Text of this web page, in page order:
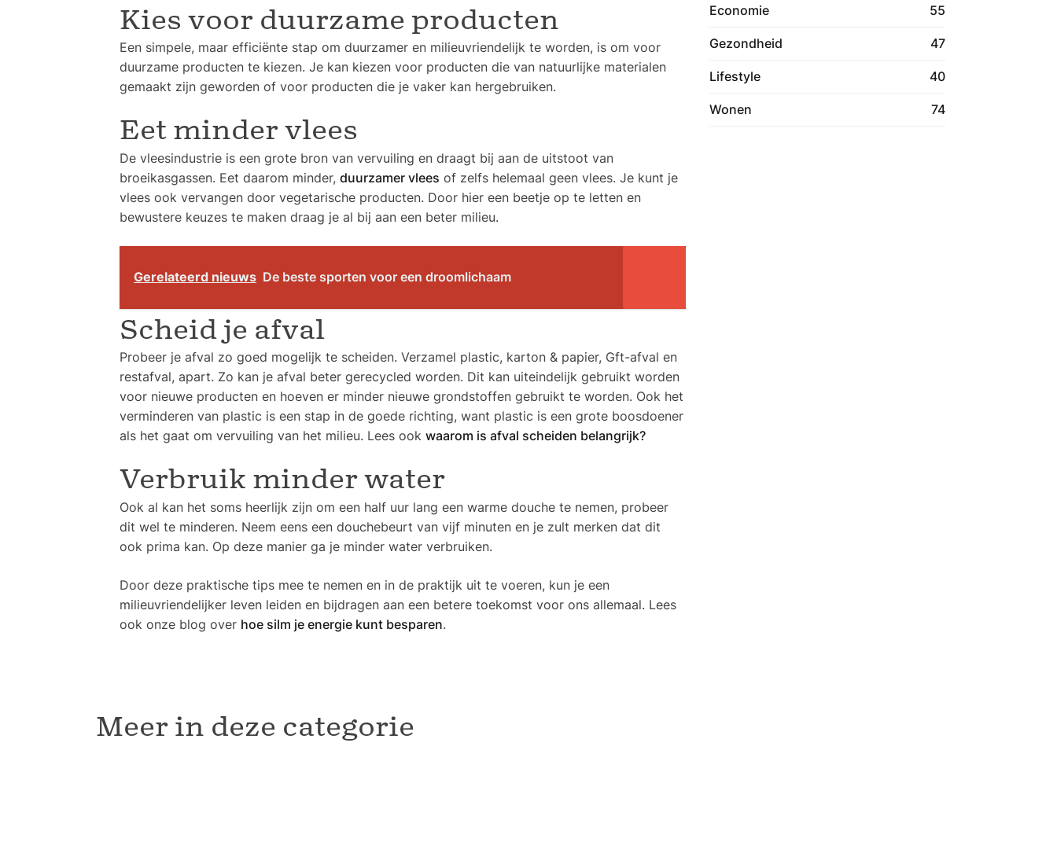
Kies voor duurzame producten
Een simpele, maar efficiënte stap om duurzamer en milieuvriendelijk te worden, is om voor
duurzame producten te kiezen. Je kan kiezen voor producten die van natuurlijke materialen
gemaakt zijn geworden of voor producten die je vaker kan hergebruiken.
Eet minder vlees
De vleesindustrie is een grote bron van vervuiling en draagt bij aan de uitstoot van
broeikasgassen. Eet daarom minder, duurzamer vlees of zelfs helemaal geen vlees. Je kunt je
vlees ook vervangen door vegetarische producten. Door hier een beetje op te letten en
bewustere keuzes te maken draag je al bij aan een beter milieu.
Gerelateerd nieuws De beste sporten voor een droomlichaam
Scheid je afval
Probeer je afval zo goed mogelijk te scheiden. Verzamel plastic, karton & papier, Gft-afval en
restafval, apart. Zo kan je afval beter gerecycled worden. Dit kan uiteindelijk gebruikt worden
voor nieuwe producten en hoeven er minder nieuwe grondstoffen gebruikt te worden. Ook het
verminderen van plastic is een stap in de goede richting, want plastic is een grote boosdoener
als het gaat om vervuiling van het milieu. Lees ook waarom is afval scheiden belangrijk?
Verbruik minder water
Ook al kan het soms heerlijk zijn om een half uur lang een warme douche te nemen, probeer
dit wel te minderen. Neem eens een douchebeurt van vijf minuten en je zult merken dat dit
ook prima kan. Op deze manier ga je minder water verbruiken.
Door deze praktische tips mee te nemen en in de praktijk uit te voeren, kun je een
milieuvriendelijker leven leiden en bijdragen aan een betere toekomst voor ons allemaal. Lees
ook onze blog over hoe silm je energie kunt besparen.
Economie 55
Gezondheid 47
Lifestyle 40
Wonen 74
Meer in deze categorie